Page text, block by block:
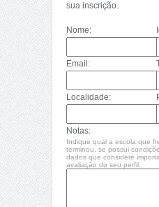
sua inscrição.
Nome:
Email:
Localidade:
Notas:
Indique qual a escola que
terminou, se possui
dados que considere
avaliação do seu perfil.